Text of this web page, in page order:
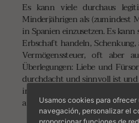
Es kann viele durchaus
Minderjährigen als (zumindest
in Spanien einzusetzen. Es
Erbschaft handeln,
Vermögenssteuer, oft aber
Überlegungen: Liebe und
durchdacht und sinnvoll ist
irreversiblen Entscheidung
anderen Blatt,...
Mehr
Usamos cookies para
navegación, personalizar el
proporcionar funciones de